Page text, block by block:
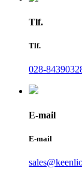
Tlf.
Tlf.
028-
E-mail
E-mail